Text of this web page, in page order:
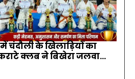
चंदौली के खिलाड़ियों का
कराटे क्लब ने बिखेरा जलवा…